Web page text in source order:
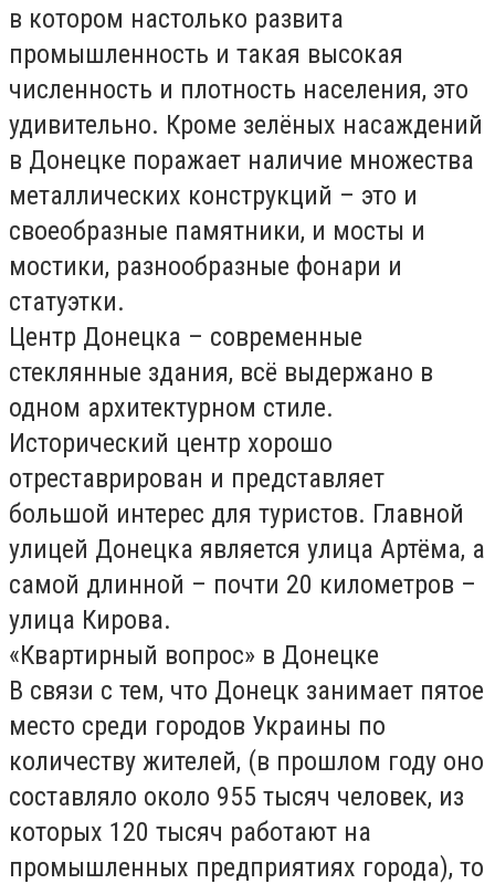
в котором настолько развита
промышленность и такая высокая
численность и плотность населения, это
удивительно. Кроме зелёных насаждений
в Донецке поражает наличие множества
металлических конструкций – это и
своеобразные памятники, и мосты и
мостики, разнообразные фонари и
статуэтки.
Центр Донецка – современные
стеклянные здания, всё выдержано в
одном архитектурном стиле.
Исторический центр хорошо
отреставрирован и представляет
большой интерес для туристов. Главной
улицей Донецка является улица Артёма, а
самой длинной – почти 20 километров –
улица Кирова.
«Квартирный вопрос» в Донецке
В связи с тем, что Донецк занимает пятое
место среди городов Украины по
количеству жителей, (в прошлом году оно
составляло около 955 тысяч человек, из
которых 120 тысяч работают на
промышленных предприятиях города), то